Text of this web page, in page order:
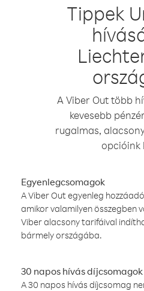
Tippek
A Viber Out több
kevesebb
rugalmas,
opcióink
Egyenlegcsomagok
A Viber Out egyenleg
amikor valamilyen összegben
Viber alacsony tarifáival
bármely országába.
30 napos hívás díjcsomagok
A 30 napos hívás díjcsomag